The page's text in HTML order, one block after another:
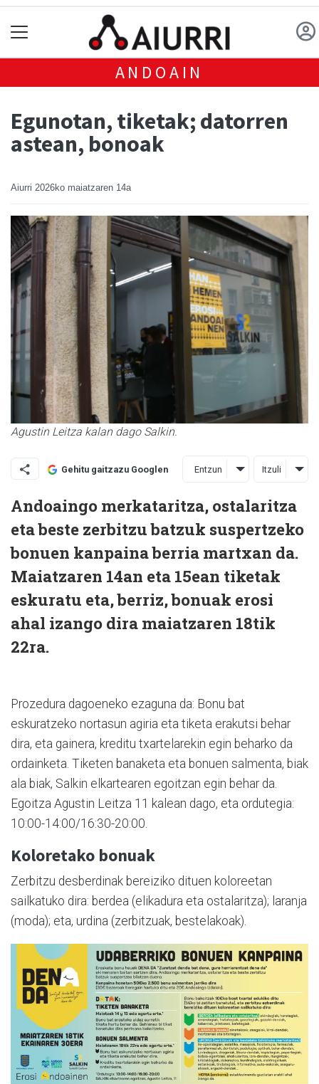
ANDOAIN
Egunotan, tiketak; datorren
astean, bonoak
Aiurri 2026ko maiatzaren 14a
Agustin Leitza kalan dago Salkin.
Gehitu gaitzazu Googlen Entzun Itzuli
Andoaingo merkataritza, ostalaritza
eta beste zerbitzu batzuk suspertzeko
bonuen kanpaina berria martxan da.
Maiatzaren 14an eta 15ean tiketak
eskuratu eta, berriz, bonuak erosi
ahal izango dira maiatzaren 18tik
22ra.
Prozedura dagoeneko ezaguna da: Bonu bat
eskuratzeko nortasun agiria eta tiketa erakutsi behar
dira, eta gainera, kreditu txartelarekin egin beharko da
ordainketa. Tiketen banaketa eta bonuen salmenta, biak
ala biak, Salkin elkartearen egoitzan egin behar da.
Egoitza Agustin Leitza 11 kalean dago, eta ordutegia:
10:00-14:00/16:30-20:00.
Koloretako bonuak
Zerbitzu desberdinak bereiziko dituen koloreetan
sailkatuko dira: berdea (elikadura eta ostalaritza); laranja
(moda); eta, urdina (zerbitzuak, bestelakoak).